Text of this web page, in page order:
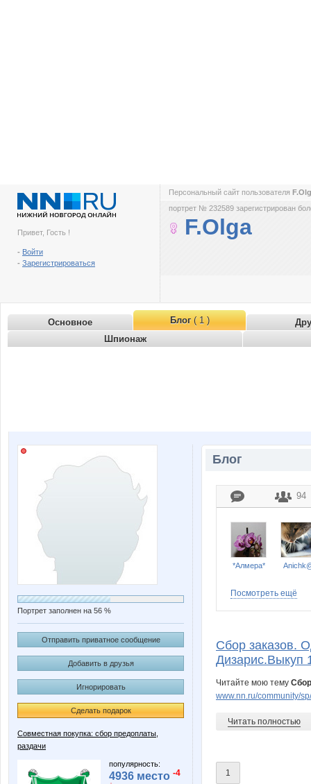
Привет, Гость !
- Войти
- Зарегистрироваться
Персональный сайт пользователя
портрет № 232589 зарегистрирован
F.Olga
Основное Блог( 1 )
Шпионаж
Портрет заполнен на 56 %
Отправить приватное сообщение
Добавить в друзья
Игнорировать
Сделать подарок
Совместная покупка: сбор предоплаты,
раздачи
популярность:
4936 место -4
Блог
94
*Алмера*
KissNet
Посмотреть ещё
Сбор заказов.
Дизарис.Выкуп
Читайте мою тему
www.nn.ru/community/
Читать полностью
1